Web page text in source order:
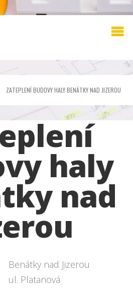
ZATEPLENÍ BUDOVY HALY BENÁTKY NAD JIZEROU
haly
nad
Benátky nad Jizerou
ul. Platanová